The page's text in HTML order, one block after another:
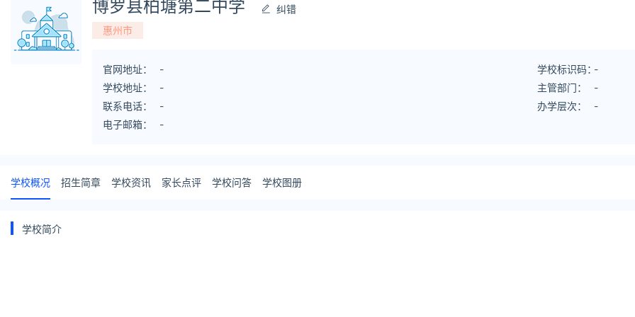
博罗县柏塘第二中学
纠错
惠州市
官网地址：
-
学校地址：
-
联系电话：
-
电子邮箱：
-
学校标识码：-
主管部门：
-
办学层次：
-
学校概况 招生简章 学校资讯 家长点评 学校问答 学校图册
学校简介